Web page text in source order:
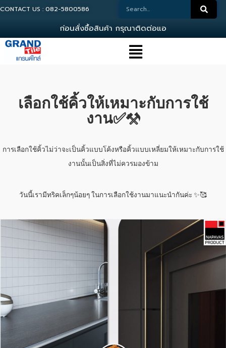
CONTACT US : 082-5800586
อนสงซอสนคา ก รณาตดตอแอด
เลือกใช้คิ้วให้เหมาะกับการใช้
งาน✅️⚒️
การเลือกใช้คิ้วไม่ว่าจะเป็นคิ้วแบบโค้งหรือคิ้วแบบเหลี่ยมให้เหมาะกับการใช้
งานนั้นเป็นสิ่งที่ไม่ควรมองข้าม
วันนี้เรามีทริคเล็กๆน้อยๆ ในการเลือกใช้งานมาแนะนำกันค่ะ ✨🥰